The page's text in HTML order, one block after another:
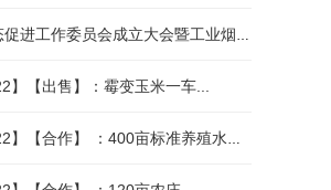
立大会暨工业烟气超净排放纳米碳制备技术成套装备发布会成功举办...
】【出售】：霉变玉米一车...
】【合作】 ：400亩标准养殖水面...